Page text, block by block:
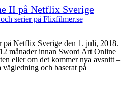
II på Netflix Sverige
serier på Flixfilmer.se
Netflix Sverige den 1. juli, 2018.
månader innan Sword Art Online
eller om det kommer nya avsnitt –
och baserat på